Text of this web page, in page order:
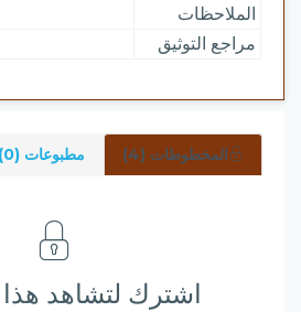
الملاحظات
مراجع التوثيق
المخطوطات (4) مطبوعات (0)
اشترك لتشاهد